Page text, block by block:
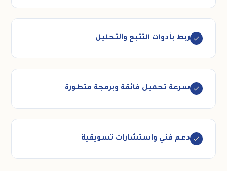
ربط بأدوات التتبع والتحليل
سرعة تحميل فائقة وبرمجة متطورة
دعم فني واستشارات تسويقية